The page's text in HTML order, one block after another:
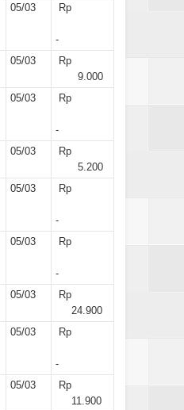
05/03 Rp
-
05/03
Rp
9.000
05/03 Rp
-
05/03
Rp
5.200
05/03 Rp
-
05/03 Rp
-
05/03
Rp
24.900
05/03 Rp
-
05/03
Rp
11.900